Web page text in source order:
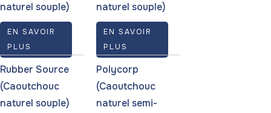
naturel souple)
EN SAVOIR
PLUS
naturel souple)
EN SAVOIR
PLUS
Rubber Source
(Caoutchouc
naturel souple)
Polycorp
(Caoutchouc
naturel semi-